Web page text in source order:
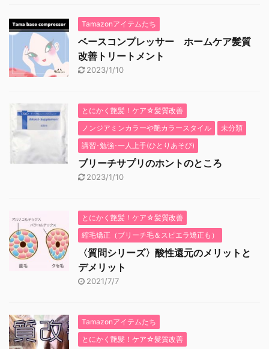
Tamazonアイテムたち
ベースコンプレッサー ホームケア髪質
改善トリートメント
2023/1/10
とにかく艶髪！ケア☆髪質改善
ノンジアミンカラーや艶カラースタイル
未分類
講習･勉強･一人上手(ひとりあそび)
ブリーチサプリのホントのところ
2023/1/10
とにかく艶髪！ケア☆髪質改善
縮毛矯正（ブリーチ毛＆スピエラ矯正も）
〈質問シリーズ〉酸性還元のメリットと
デメリット
2021/7/7
Tamazonアイテムたち
とにかく艶髪！ケア☆髪質改善